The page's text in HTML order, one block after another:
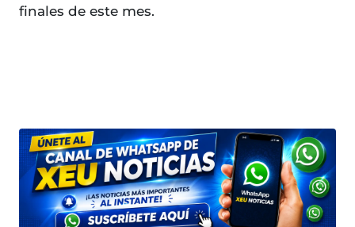
finales de este mes.